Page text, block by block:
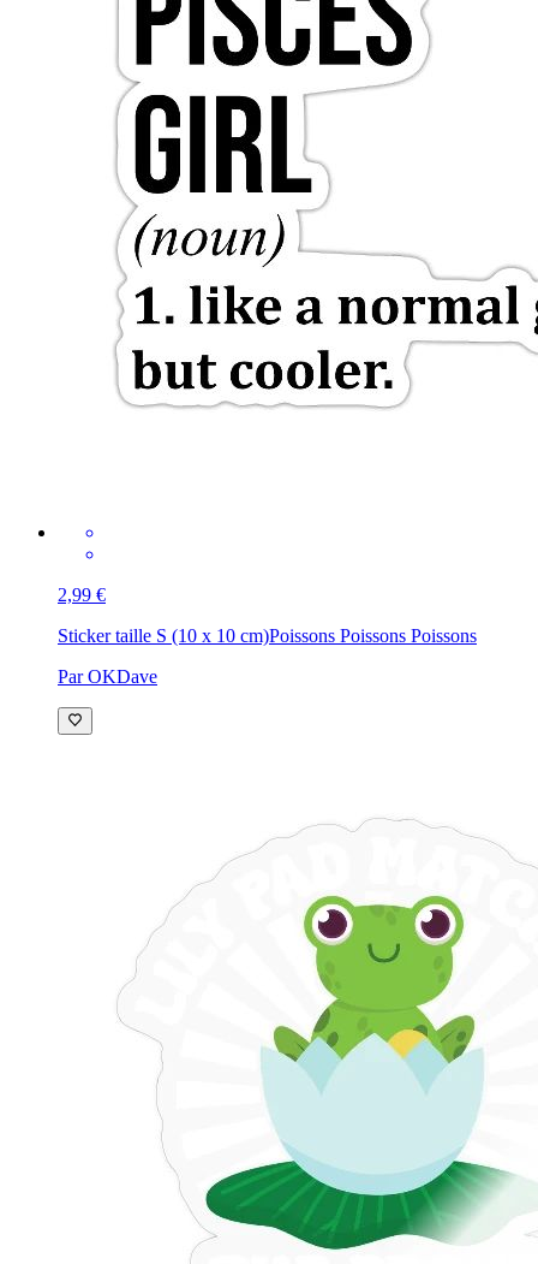
2,99 €
Sticker taille S (10 x 10 cm)Poissons Poissons Poissons
Par OKDave